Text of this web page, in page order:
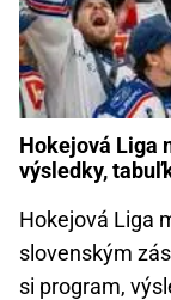
Hokejová Liga
výsledky,
Hokejová Liga
slovenským
si program,